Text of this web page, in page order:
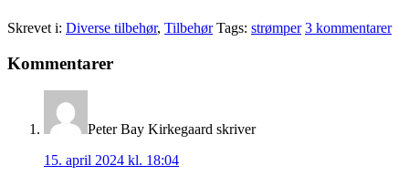
Skrevet i: Diverse tilbehør, Tilbehør Tags: strømper 3 kommentarer
Læserinteraktioner
Kommentarer
Peter Bay Kirkegaard skriver
15. april 2024 kl. 18:04